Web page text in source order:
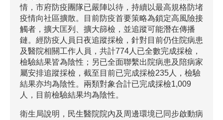
情，市府防疫團隊已嚴陣以待，持續以最高規格防堵
疫情向社區擴散。目前防疫首要策略為鎖定高風險接
觸者，擴大匡列、擴大篩檢，並追蹤可能潛在傳播
鏈。經防疫人員日夜追蹤採檢，針對目前仍住院病患
及醫院相關工作人員，共計774人已全數完成採檢，
檢驗結果皆為陰性；另已全面聯繫出院病患及陪病家
屬安排追蹤採檢，截至目前已完成採檢235人，檢驗
結果亦均為陰性。兩類對象合計已完成採檢1,009
人，目前檢驗結果均為陰性。
衛生局說明，民生醫院院內及周邊環境已同步啟動病